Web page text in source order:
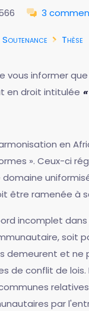
3
Soutenance Thèse
vous informer
en droit intitulée
en
». Ceux-ci
être ramenée à
incomplet
soit
demeurent et ne
de conflit de
par